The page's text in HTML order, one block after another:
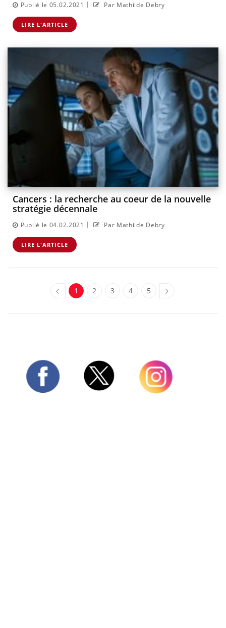
Publié le 05.02.2021 | Par Mathilde Debry
LIRE L'ARTICLE
Cancers : la recherche au coeur de la nouvelle
stratégie décennale
Publié le 04.02.2021 | Par Mathilde Debry
LIRE L'ARTICLE
1 2 3 4 5